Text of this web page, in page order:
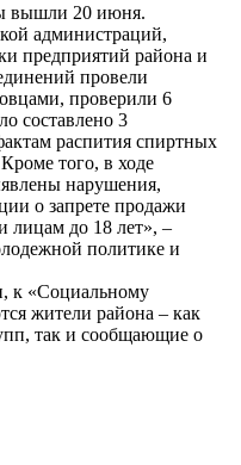
вышли 20 июня.
администраций,
предприятий района и
провели
проверили 6
составлено 3
распития спиртных
того, в ходе
нарушения,
о запрете продажи
лицам до 18 лет», –
политике и
к «Социальному
жители района – как
так и сообщающие о